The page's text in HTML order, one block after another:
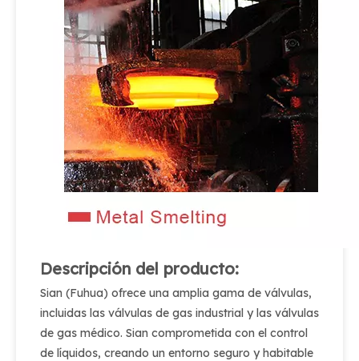
Descripción del producto:
Sian (Fuhua) ofrece una amplia gama de válvulas,
incluidas las válvulas de gas industrial y las válvulas
de gas médico. Sian comprometida con el control
de líquidos, creando un entorno seguro y habitable